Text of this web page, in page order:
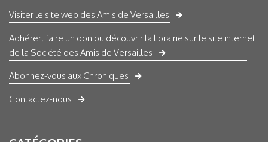
Visiter le site web des Amis de Versailles
Adhérer, faire un don ou découvrir la librairie sur le site internet
de la Société des Amis de Versailles
Abonnez-vous aux Chroniques
Contactez-nous